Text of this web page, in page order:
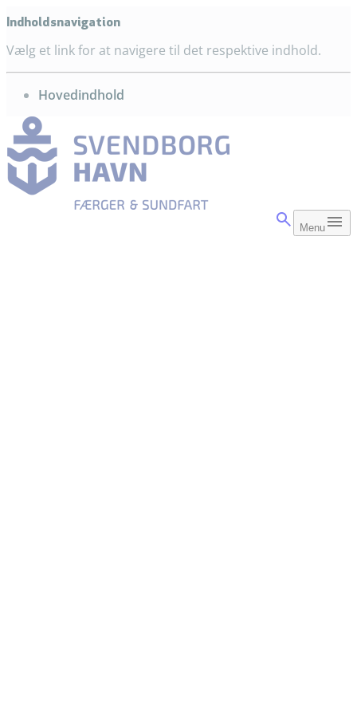
Indholdsnavigation
Vælg et link for at navigere til det respektive indhold.
gå til
Hovedindhold
Menu